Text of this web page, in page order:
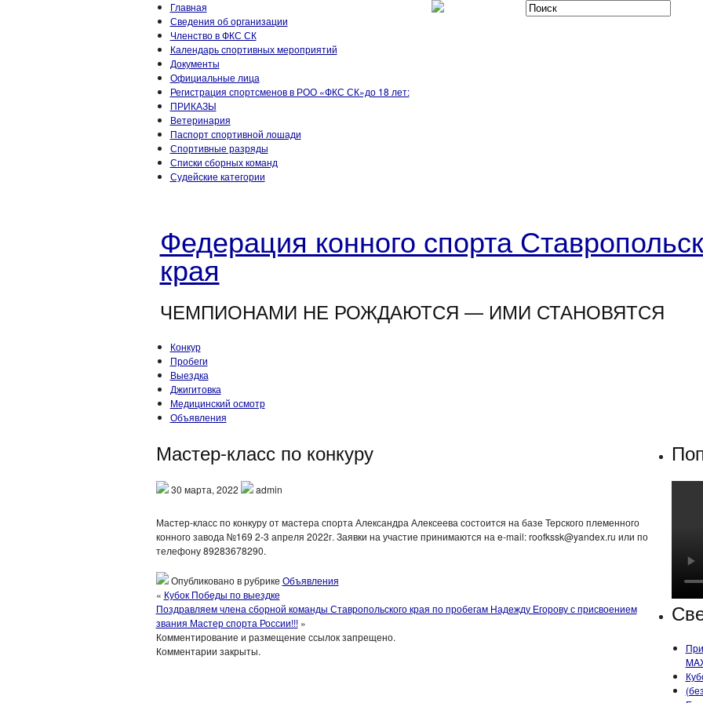
Главная
Сведения об организации
Членство в ФКС СК
Календарь спортивных мероприятий
Документы
Официальные лица
Регистрация спортсменов в РОО «ФКС СК»до 18 лет:
ПРИКАЗЫ
Ветеринария
Паспорт спортивной лошади
Спортивные разряды
Списки сборных команд
Судейские категории
Федерация конного спорта
края
ЧЕМПИОНАМИ НЕ РОЖДАЮТСЯ — ИМИ СТАНОВЯТСЯ
Конкур
Пробеги
Выездка
Джигитовка
Медицинский осмотр
Объявления
Мастер-класс по конкуру
30 марта, 2022 admin
Мастер-класс по конкуру от мастера спорта Александра Алексеева состоится на базе Терского племенного
конного завода №169 2-3 апреля 2022г. Заявки на участие принимаются на e-mail: roofkssk@yandex.ru или по
телефону 89283678290.
Опубликовано в рубрике Объявления
« Кубок Победы по выездке
Поздравляем члена сборной команды Ставропольского края по пробегам Надежду Егорову с присвоением
звания Мастер спорта России!!!»
Комментирование и размещение ссылок запрещено.
Комментарии закрыты.